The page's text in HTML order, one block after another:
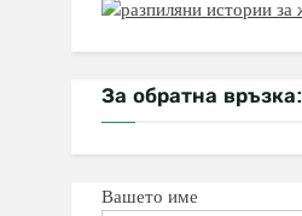
За обратна връзка:
Вашето име